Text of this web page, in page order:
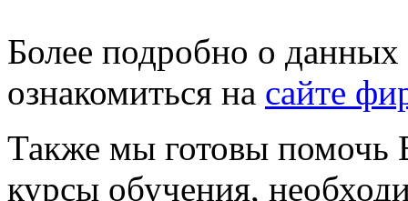
Более подробно о
ознакомиться на сайте
Также мы готовы помочь
курсы обучения,